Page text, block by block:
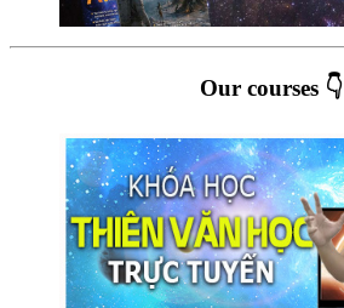
Our courses 👇